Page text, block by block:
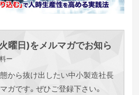
曜日)をメルマガでお知ら
ー
から抜け出したい中小製造社長
ガです。ぜひご登録下さい。